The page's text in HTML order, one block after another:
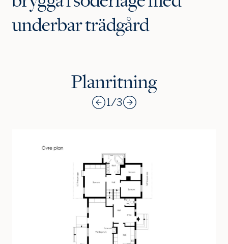
underbar trädgård
Planritning
1/3